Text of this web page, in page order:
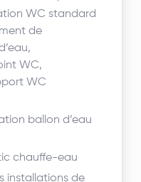
WC standard
de
WC,
WC
ballon d’eau
chauffe-eau
installations de